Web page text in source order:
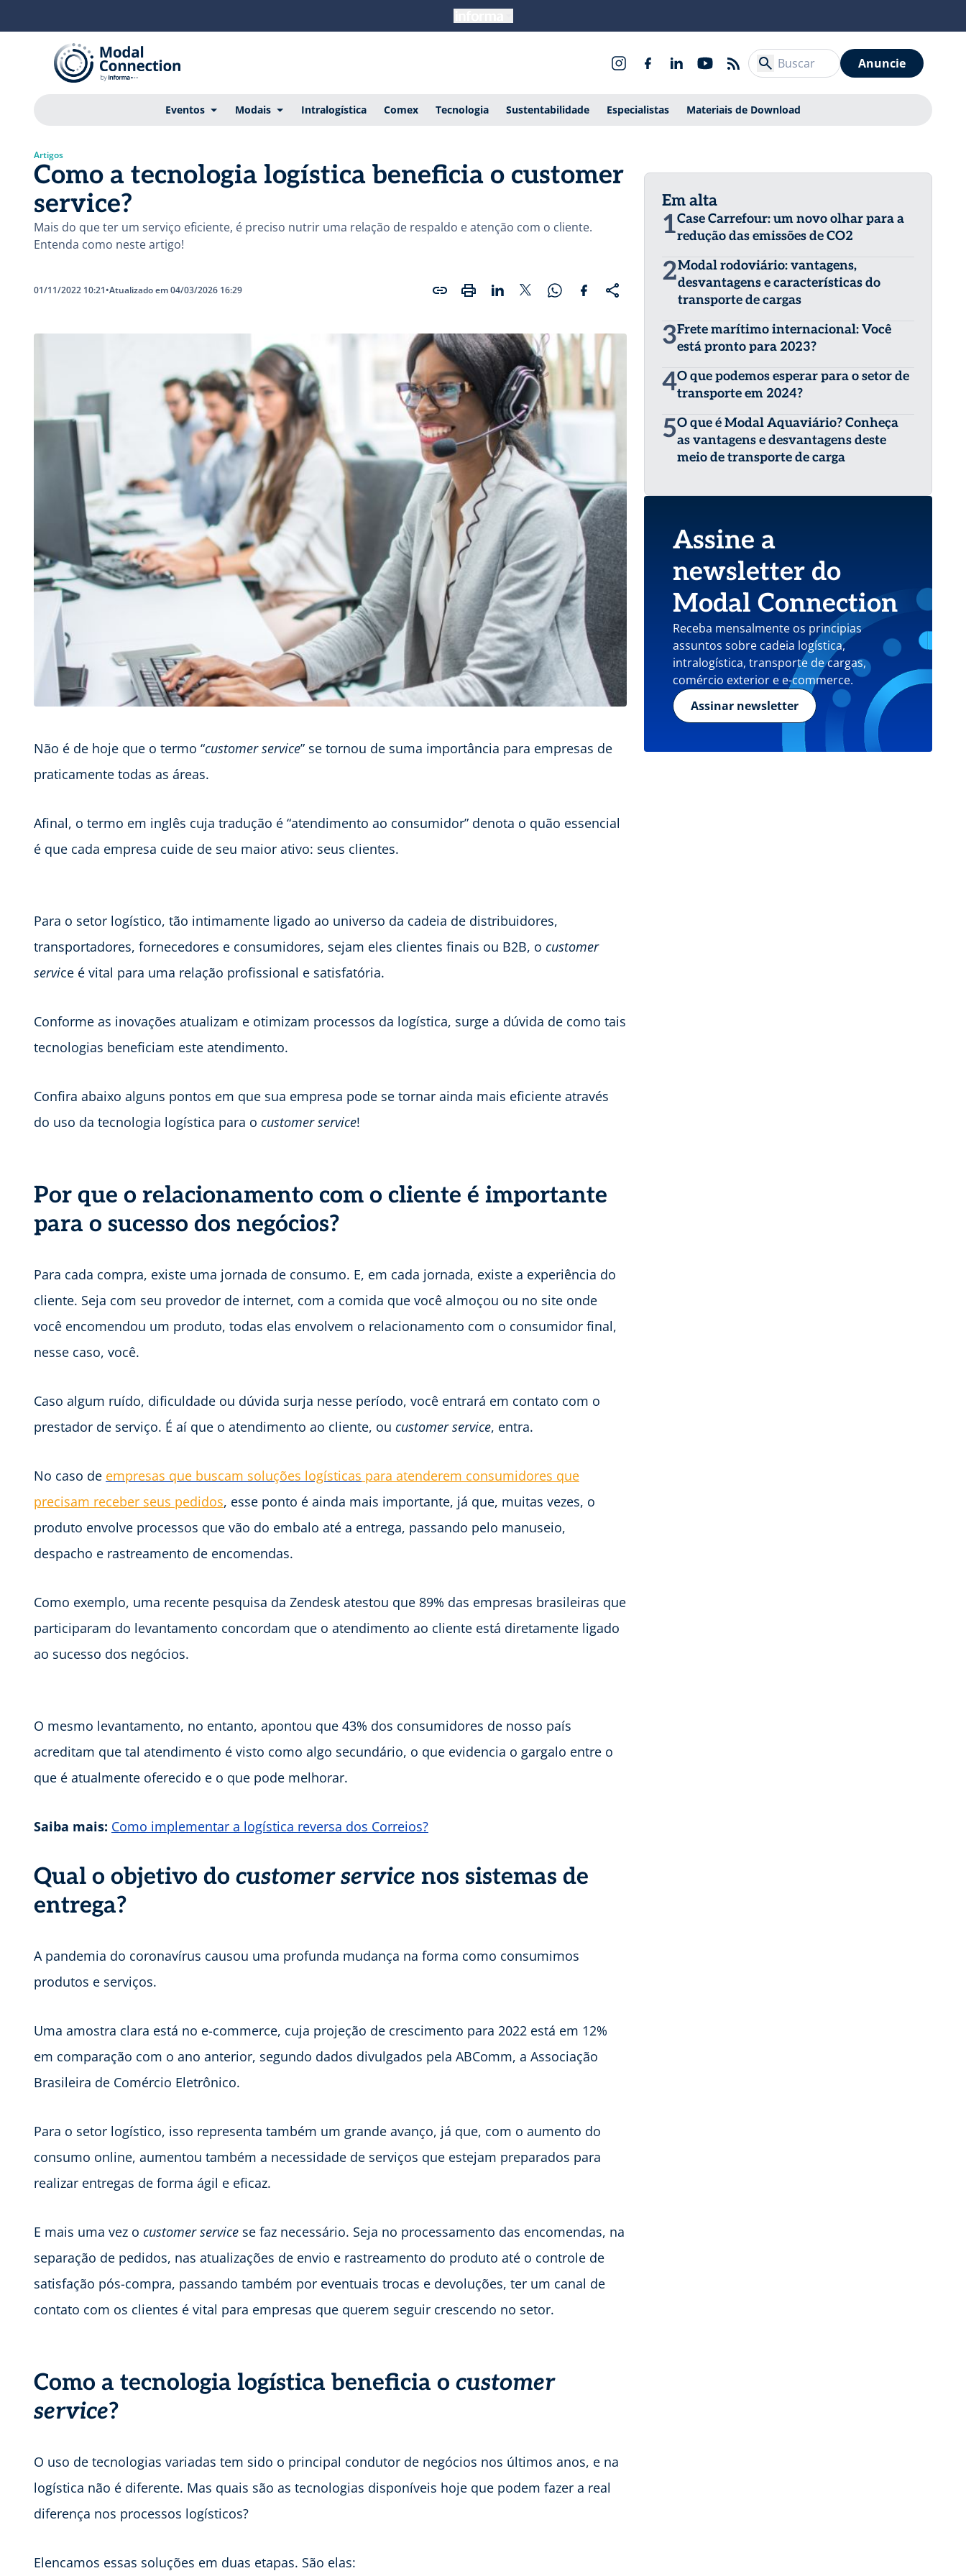
Anuncie
Eventos Modais Intralogística Comex Tecnologia Sustentabilidade Especialistas Materiais de Download
Artigos
Como a tecnologia logística beneficia o customer
service?
Mais do que ter um serviço eficiente, é preciso nutrir uma relação de respaldo e atenção com o cliente.
Entenda como neste artigo!
01/11/2022 10:21•Atualizado em 04/03/2026 16:29
Não é de hoje que o termo “customer service” se tornou de suma importância para empresas de
praticamente todas as áreas.
Afinal, o termo em inglês cuja tradução é “atendimento ao consumidor” denota o quão essencial
é que cada empresa cuide de seu maior ativo: seus clientes.
Para o setor logístico, tão intimamente ligado ao universo da cadeia de distribuidores,
transportadores, fornecedores e consumidores, sejam eles clientes finais ou B2B, o customer
service é vital para uma relação profissional e satisfatória.
Conforme as inovações atualizam e otimizam processos da logística, surge a dúvida de como tais
tecnologias beneficiam este atendimento.
Confira abaixo alguns pontos em que sua empresa pode se tornar ainda mais eficiente através
do uso da tecnologia logística para o customer service!
Por que o relacionamento com o cliente é importante
para o sucesso dos negócios?
Para cada compra, existe uma jornada de consumo. E, em cada jornada, existe a experiência do
cliente. Seja com seu provedor de internet, com a comida que você almoçou ou no site onde
você encomendou um produto, todas elas envolvem o relacionamento com o consumidor final,
nesse caso, você.
Caso algum ruído, dificuldade ou dúvida surja nesse período, você entrará em contato com o
prestador de serviço. É aí que o atendimento ao cliente, ou customer service, entra.
No caso de empresas que buscam soluções logísticas para atenderem consumidores que
precisam receber seus pedidos, esse ponto é ainda mais importante, já que, muitas vezes, o
produto envolve processos que vão do embalo até a entrega, passando pelo manuseio,
despacho e rastreamento de encomendas.
Como exemplo, uma recente pesquisa da Zendesk atestou que 89% das empresas brasileiras que
participaram do levantamento concordam que o atendimento ao cliente está diretamente ligado
ao sucesso dos negócios.
O mesmo levantamento, no entanto, apontou que 43% dos consumidores de nosso país
acreditam que tal atendimento é visto como algo secundário, o que evidencia o gargalo entre o
que é atualmente oferecido e o que pode melhorar.
Saiba mais: Como implementar a logística reversa dos Correios?
Qual o objetivo do customer service nos sistemas de
entrega?
A pandemia do coronavírus causou uma profunda mudança na forma como consumimos
produtos e serviços.
Uma amostra clara está no e-commerce, cuja projeção de crescimento para 2022 está em 12%
em comparação com o ano anterior, segundo dados divulgados pela ABComm, a Associação
Brasileira de Comércio Eletrônico.
Para o setor logístico, isso representa também um grande avanço, já que, com o aumento do
consumo online, aumentou também a necessidade de serviços que estejam preparados para
realizar entregas de forma ágil e eficaz.
E mais uma vez o customer service se faz necessário. Seja no processamento das encomendas, na
separação de pedidos, nas atualizações de envio e rastreamento do produto até o controle de
satisfação pós-compra, passando também por eventuais trocas e devoluções, ter um canal de
contato com os clientes é vital para empresas que querem seguir crescendo no setor.
Como a tecnologia logística beneficia o customer
service?
O uso de tecnologias variadas tem sido o principal condutor de negócios nos últimos anos, e na
logística não é diferente. Mas quais são as tecnologias disponíveis hoje que podem fazer a real
diferença nos processos logísticos?
Elencamos essas soluções em duas etapas. São elas:
Em alta
1Case Carrefour: um novo olhar para a
redução das emissões de CO2
2Modal rodoviário: vantagens,
desvantagens e características do
transporte de cargas
3Frete marítimo internacional: Você
está pronto para 2023?
4O que podemos esperar para o setor de
transporte em 2024?
5O que é Modal Aquaviário? Conheça
as vantagens e desvantagens deste
meio de transporte de carga
Assine a
newsletter do
Modal Connection
Receba mensalmente os principias
assuntos sobre cadeia logística,
intralogística, transporte de cargas,
comércio exterior e e-commerce.
Assinar newsletter